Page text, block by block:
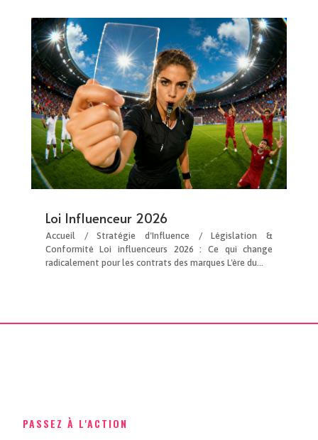
Loi Influenceur 2026
Accueil / Stratégie d'Influence / Législation &
Conformité Loi influenceurs 2026 : Ce qui change
radicalement pour les contrats des marques L'ère du...
PASSEZ À L'ACTION